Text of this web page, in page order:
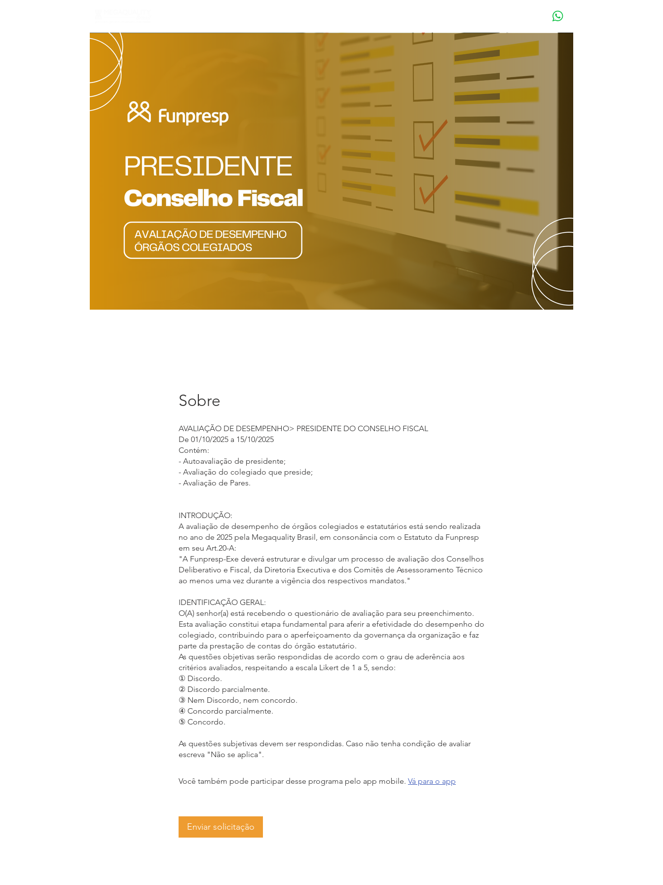
Sobre
AVALIAÇÃO DE DESEMPENHO> PRESIDENTE DO CONSELHO FISCAL
De 01/10/2025 a 15/10/2025
Contém:
- Autoavaliação de presidente;
- Avaliação do colegiado que preside;
- Avaliação de Pares.
INTRODUÇÃO:
A avaliação de desempenho de órgãos colegiados e estatutários está sendo realizada
no ano de 2025 pela Megaquality Brasil, em consonância com o Estatuto da Funpresp
em seu Art.20-A:
"A Funpresp-Exe deverá estruturar e divulgar um processo de avaliação dos Conselhos
Deliberativo e Fiscal, da Diretoria Executiva e dos Comitês de Assessoramento Técnico
ao menos uma vez durante a vigência dos respectivos mandatos."
IDENTIFICAÇÃO GERAL:
O(A) senhor(a) está recebendo o questionário de avaliação para seu preenchimento.
Esta avaliação constitui etapa fundamental para aferir a efetividade do desempenho do
colegiado, contribuindo para o aperfeiçoamento da governança da organização e faz
parte da prestação de contas do órgão estatutário.
As questões objetivas serão respondidas de acordo com o grau de aderência aos
critérios avaliados, respeitando a escala Likert de 1 a 5, sendo:
① Discordo.
② Discordo parcialmente.
③ Nem Discordo, nem concordo.
④ Concordo parcialmente.
⑤ Concordo.
As questões subjetivas devem ser respondidas. Caso não tenha condição de avaliar
escreva "Não se aplica".
Você também pode participar desse programa pelo app mobile. Vá para o app
Enviar solicitação